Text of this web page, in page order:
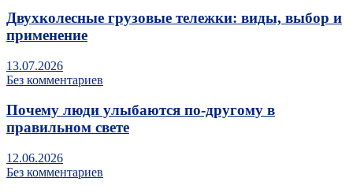
Двухколесные грузовые тележки: виды, выбор и
применение
13.07.2026
Без комментариев
Почему люди улыбаются по‑другому в
правильном свете
12.06.2026
Без комментариев